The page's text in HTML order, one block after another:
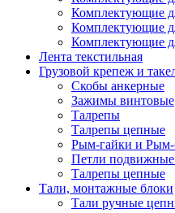
Комплектующие
Комплектующие
Комплектующие
Лента текстильная
Грузовой крепеж и
Скобы анкерные
Зажимы винтовые
Талрепы
Талрепы цепные
Рым-гайки и
Петли
Талрепы цепные
Тали, монтажные блоки
Тали ручные